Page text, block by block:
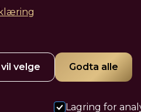
velge Godta alle
Lagring for
markert og definert
ved hjelp av filler laget av
seg for alle som har